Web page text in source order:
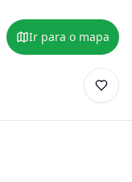
Ir para o mapa